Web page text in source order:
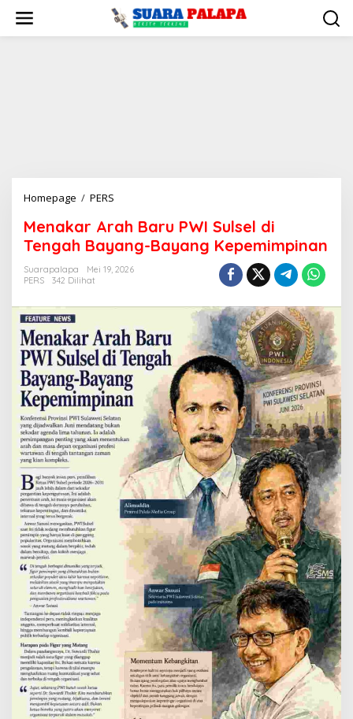
konten
Homepage / PERS
Baru
PWI
di
Bayang-
Kepemimpinan
Menakar Arah Baru PWI Sulsel di
Tengah Bayang-Bayang Kepemimpinan
Suarapalapa
Mei 19, 2026
PERS
342 Dilihat